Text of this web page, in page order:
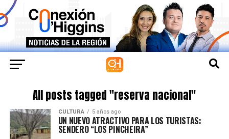
All posts tagged "reserva nacional"
CULTURA 5 años ago
UN NUEVO ATRACTIVO PARA LOS TURISTAS:
SENDERO “LOS PINCHEIRA”